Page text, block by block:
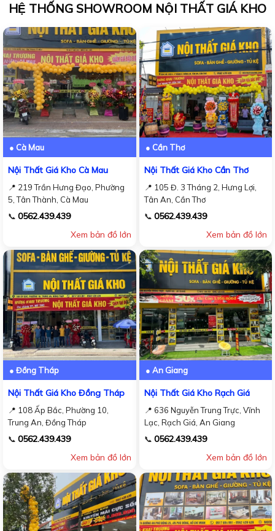
HỆ THỐNG SHOWROOM NỘI THẤT GIÁ KHO
● Cà Mau
Nội Thất Giá Kho Cà Mau
📍 219 Trần Hưng Đạo, Phường
5, Tân Thành, Cà Mau
📞 0562.439.439
Xem bản đồ lớn
● Cần Thơ
Nội Thất Giá Kho Cần Thơ
📍 105 Đ. 3 Tháng 2, Hưng Lợi,
Tân An, Cần Thơ
📞 0562.439.439
Xem bản đồ lớn
● Đồng Tháp
Nội Thất Giá Kho Đồng Tháp
📍 108 Ấp Bắc, Phường 10,
Trung An, Đồng Tháp
📞 0562.439.439
Xem bản đồ lớn
● An Giang
Nội Thất Giá Kho Rạch Giá
📍 636 Nguyễn Trung Trực, Vĩnh
Lạc, Rạch Giá, An Giang
📞 0562.439.439
Xem bản đồ lớn